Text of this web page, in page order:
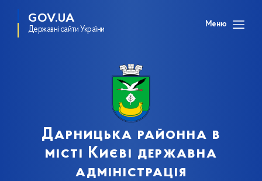
GOV.UA
Державні сайти України
Меню
Дарницька районна в
місті Києві державна
адміністрація